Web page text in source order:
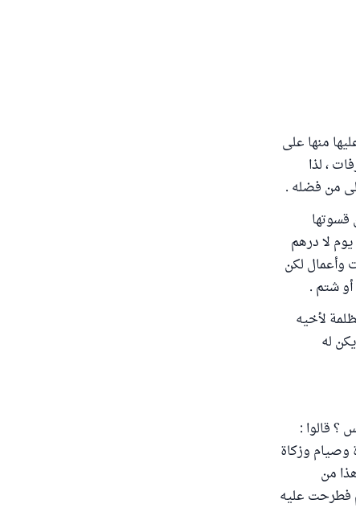
منها على
، لذا
من فضله .
قسوتها
لا درهم
وأعمال لكن
شتم .
لأخيه
له
؟ قالوا :
وصيام وزكاة
من
فطرحت عليه